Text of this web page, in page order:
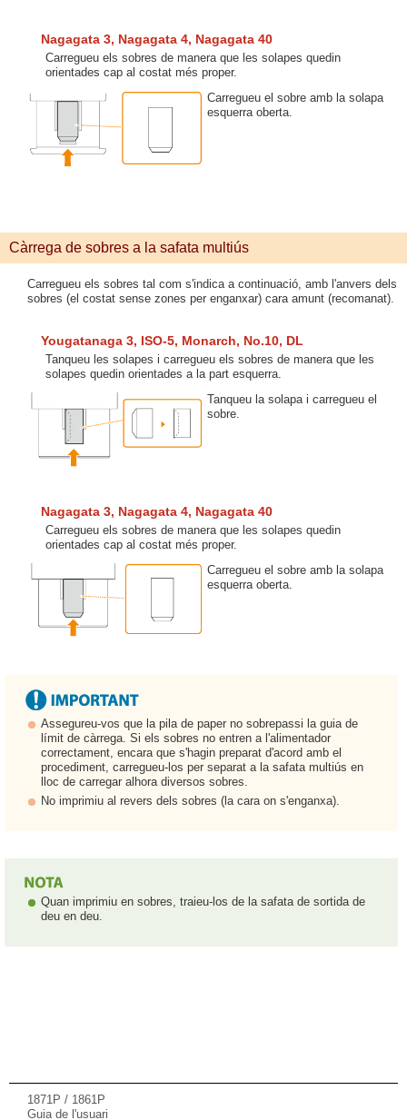
Nagagata 3, Nagagata 4, Nagagata 40
Carregueu els sobres de manera que les solapes quedin
orientades cap al costat més proper.
Carregueu el sobre amb la solapa
esquerra oberta.
Càrrega de sobres a la safata multiús
Carregueu els sobres tal com s'indica a continuació, amb l'anvers dels
sobres (el costat sense zones per enganxar) cara amunt (recomanat).
Yougatanaga 3, ISO-5, Monarch, No.10, DL
Tanqueu les solapes i carregueu els sobres de manera que les
solapes quedin orientades a la part esquerra.
Tanqueu la solapa i carregueu el
sobre.
Nagagata 3, Nagagata 4, Nagagata 40
Carregueu els sobres de manera que les solapes quedin
orientades cap al costat més proper.
Carregueu el sobre amb la solapa
esquerra oberta.
Assegureu-vos que la pila de paper no sobrepassi la guia de
límit de càrrega. Si els sobres no entren a l'alimentador
correctament, encara que s'hagin preparat d'acord amb el
procediment, carregueu-los per separat a la safata multiús en
lloc de carregar alhora diversos sobres.
No imprimiu al revers dels sobres (la cara on s'enganxa).
Quan imprimiu en sobres, traieu-los de la safata de sortida de
deu en deu.
1871P / 1861P
Guia de l'usuari